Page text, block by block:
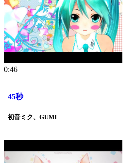
0:46
45秒
初音ミク、GUMI